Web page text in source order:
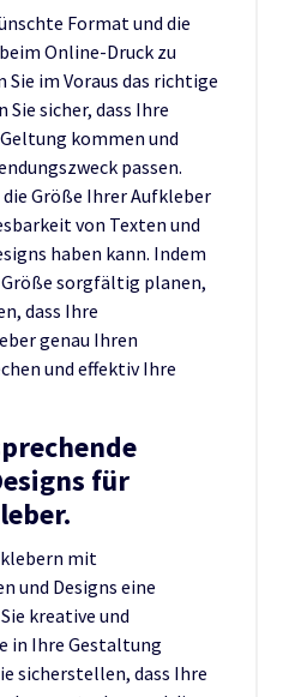
Format und die
Online-Druck zu
im Voraus das richtige
sicher, dass Ihre
kommen und
passen.
die Größe Ihrer Aufkleber
von Texten und
haben kann. Indem
Größe sorgfältig planen,
dass Ihre
genau Ihren
und effektiv Ihre
für
mit
und Designs eine
kreative und
in Ihre Gestaltung
sicherstellen, dass Ihre